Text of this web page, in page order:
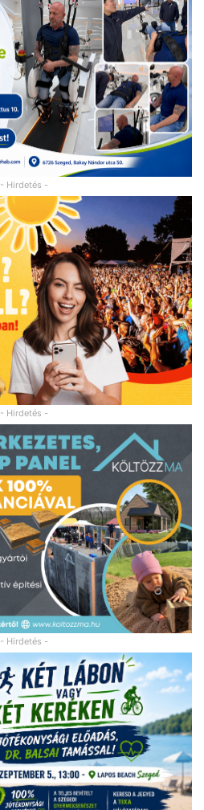
- Hirdetés -
- Hirdetés -
- Hirdetés -